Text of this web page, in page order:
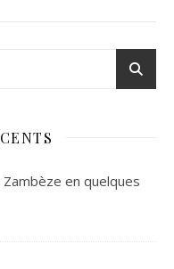
en quelques